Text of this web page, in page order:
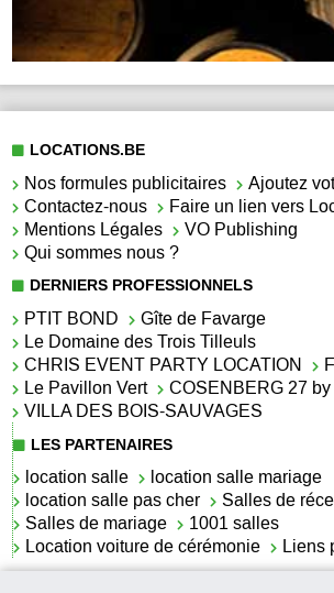
LOCATIONS.BE
Nos formules publicitaires
Ajoutez
Contactez-nous
Faire un lien vers
Mentions Légales
VO Publishing
Qui sommes nous ?
DERNIERS PROFESSIONNELS
PTIT BOND
Gîte de Favarge
Le Domaine des Trois Tilleuls
CHRIS EVENT PARTY LOCATION
Le Pavillon Vert
COSENBERG 27
VILLA DES BOIS-SAUVAGES
LES PARTENAIRES
location salle
location salle mariage
location salle pas cher
Salles de
Salles de mariage
1001 salles
Location voiture de cérémonie
Liens